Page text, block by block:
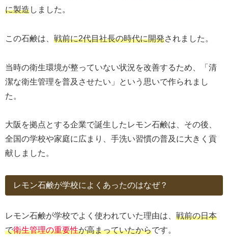
に製造しました。
この石鹸は、 戦前に2代目社長の時代に開発されました。
当時の衛生環境が整っていない状況を改善するため、「清
潔な衛生管理を普及させたい」という思いで作られまし
た。
大阪を拠点とする企業で誕生したレモン石鹸は、その後、
全国の学校や家庭に広まり、手洗い習慣の普及に大きく貢
献しました。
レモン石鹸が学校によくあったのはなぜ？
レモン石鹸が学校でよく使われていた理由は、 戦前の日本
で衛生管理の重要性が高まっていたからです。